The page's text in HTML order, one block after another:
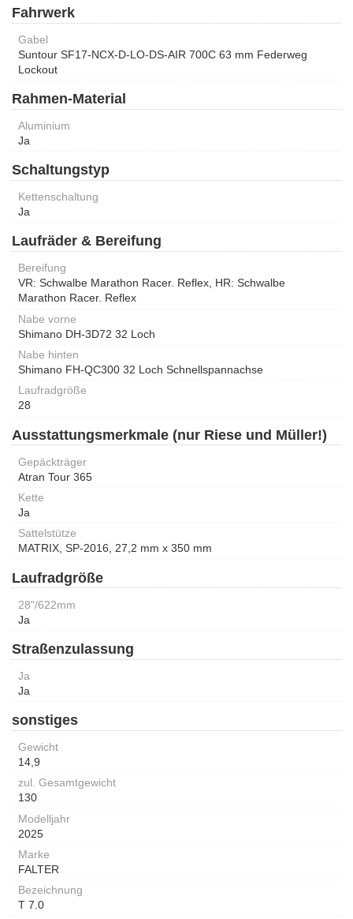
Fahrwerk
Gabel
Suntour SF17-NCX-D-LO-DS-AIR 700C 63 mm Federweg
Lockout
Rahmen-Material
Aluminium
Ja
Schaltungstyp
Kettenschaltung
Ja
Laufräder & Bereifung
Bereifung
VR: Schwalbe Marathon Racer. Reflex, HR: Schwalbe
Marathon Racer. Reflex
Nabe vorne
Shimano DH-3D72 32 Loch
Nabe hinten
Shimano FH-QC300 32 Loch Schnellspannachse
Laufradgröße
28
Ausstattungsmerkmale (nur Riese und Müller!)
Gepäckträger
Atran Tour 365
Kette
Ja
Sattelstütze
MATRIX, SP-2016, 27,2 mm x 350 mm
Laufradgröße
28"/622mm
Ja
Straßenzulassung
Ja
Ja
sonstiges
Gewicht
14,9
zul. Gesamtgewicht
130
Modelljahr
2025
Marke
FALTER
Bezeichnung
T 7.0